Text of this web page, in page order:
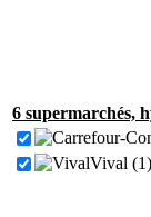
6 supermarchés,
Vival (1)